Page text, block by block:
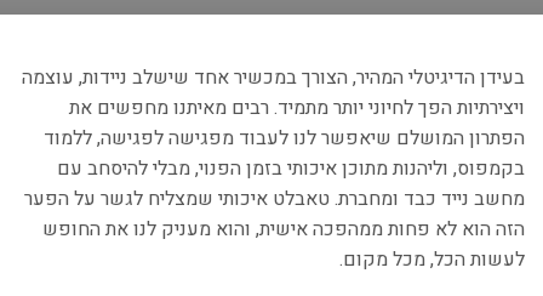
בעידן הדיגיטלי המהיר, הצורך במכשיר אחד שישלב ניידות, עוצמה
ויצירתיות הפך לחיוני יותר מתמיד. רבים מאיתנו מחפשים את
הפתרון המושלם שיאפשר לנו לעבוד מפגישה לפגישה, ללמוד
בקמפוס, וליהנות מתוכן איכותי בזמן הפנוי, מבלי להיסחב עם
מחשב נייד כבד ומחברת. טאבלט איכותי שמצליח לגשר על הפער
הזה הוא לא פחות ממהפכה אישית, והוא מעניק לנו את החופש
לעשות הכל, מכל מקום.